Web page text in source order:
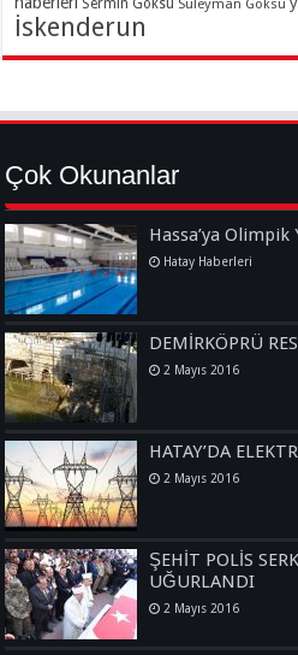
İskenderun
Çok Okunanlar
Hassa’ya Olimpik
Hatay Haberleri
DEMİRKÖPRÜ
2 Mayıs 2016
HATAY’DA
2 Mayıs 2016
ŞEHİT POLİS
UĞURLANDI
2 Mayıs 2016